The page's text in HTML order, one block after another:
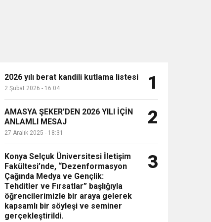
2026 yılı berat kandili kutlama listesi
2 Şubat 2026 - 16:04 1
AMASYA ŞEKER’DEN 2026 YILI İÇİN
ANLAMLI MESAJ
27 Aralık 2025 - 18:31
2
Konya Selçuk Üniversitesi İletişim
Fakültesi’nde, “Dezenformasyon
Çağında Medya ve Gençlik:
Tehditler ve Fırsatlar” başlığıyla
öğrencilerimizle bir araya gelerek
kapsamlı bir söyleşi ve seminer
gerçekleştirildi.
3